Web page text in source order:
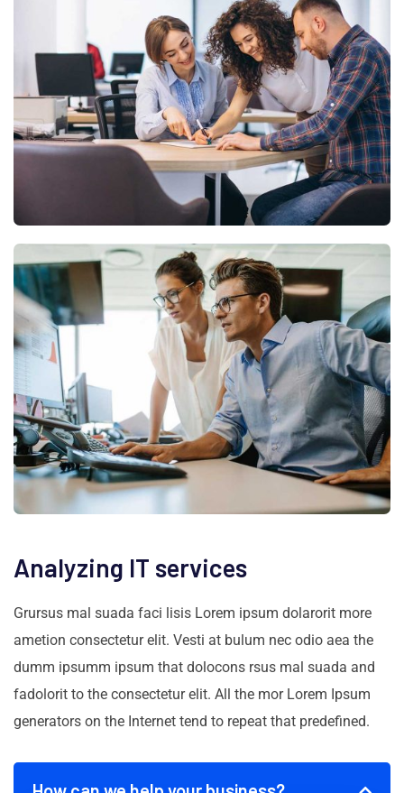
Analyzing IT services
Grursus mal suada faci lisis Lorem ipsum dolarorit more
ametion consectetur elit. Vesti at bulum nec odio aea the
dumm ipsumm ipsum that dolocons rsus mal suada and
fadolorit to the consectetur elit. All the mor Lorem Ipsum
generators on the Internet tend to repeat that predefined.